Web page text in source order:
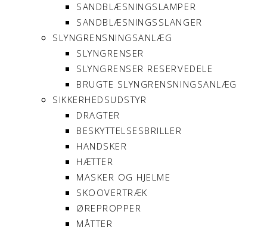
SANDBLÆSNINGSLAMPER
SANDBLÆSNINGSSLANGER
SLYNGRENSNINGSANLÆG
SLYNGRENSER
SLYNGRENSER RESERVEDELE
BRUGTE SLYNGRENSNINGSANLÆG
SIKKERHEDSUDSTYR
DRAGTER
BESKYTTELSESBRILLER
HANDSKER
HÆTTER
MASKER OG HJELME
SKOOVERTRÆK
ØREPROPPER
MÅTTER